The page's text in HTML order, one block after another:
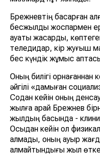
Брежневтің басқарған
бесжылдық жоспармен
ауқаты жақсарды,
теледидар, кір жуғыш
бес күндік жұмыс
Оның билігі
әйгілі «дамыған
Содан кейін оның
жылға қарай Брежнев
жылдың басында -
Осыдан кейін ол
алмады, оның ауыр
алмайтындығы жыл